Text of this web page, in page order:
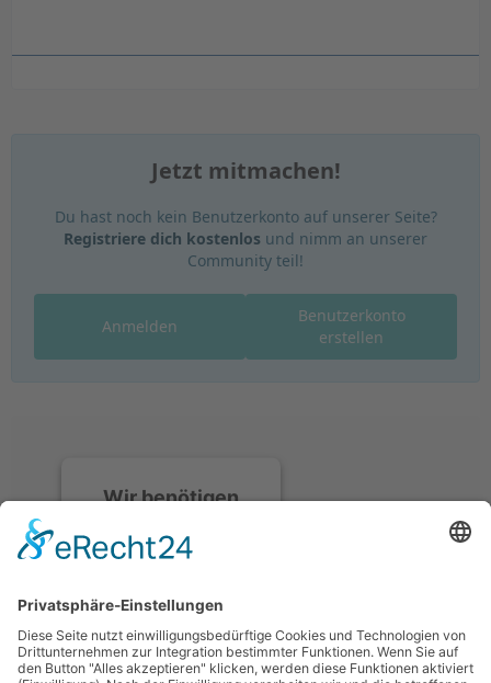
Jetzt mitmachen!
Du hast noch kein Benutzerkonto auf unserer Seite?
Registriere dich kostenlos und nimm an unserer
Community teil!
Benutzerkonto
erstellen
Anmelden
Wir benötigen
Zustimmung, um
Service zu laden!
Wir verwenden
Discord, um Inhalte